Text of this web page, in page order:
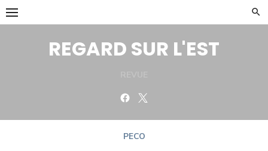
Skip
to
REGARD SUR L'EST
Facebook
PECO